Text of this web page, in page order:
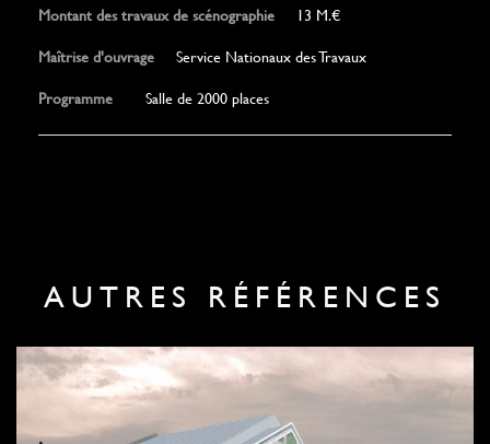
Montant des travaux de scénographie
13 M.€
Maîtrise d'ouvrage
Service Nationaux des Travaux
Programme
Salle de 2000 places
AUTRES RÉFÉRENCES